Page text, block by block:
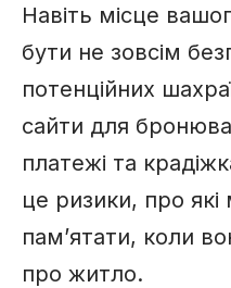
Навіть місце
бути не зовсім
потенційних
сайти для
платежі та
це ризики, про які
пам’ятати, коли
про житло.